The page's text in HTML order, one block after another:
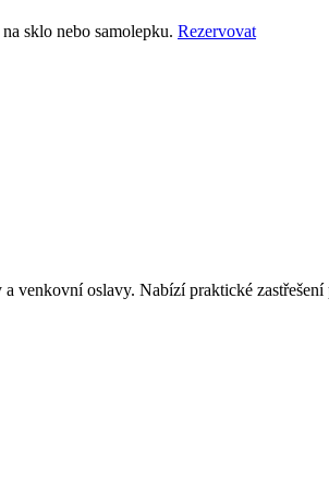
sklo nebo samolepku. Rezervovat
oslavy. Nabízí praktické